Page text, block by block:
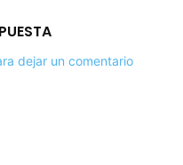
dejar un comentario